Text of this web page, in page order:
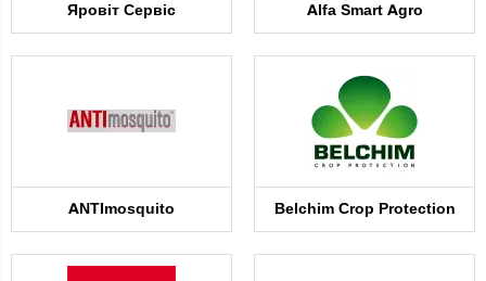
Яровіт Сервіс Alfa Smart Agro
ANTImosquito Belchim Crop Protection